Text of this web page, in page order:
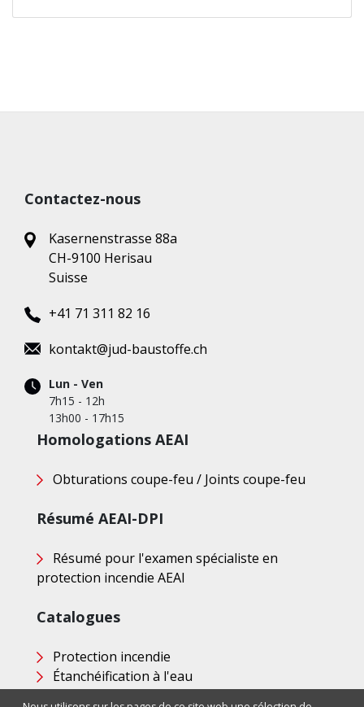
Contactez-nous
Kasernenstrasse 88a
CH-9100 Herisau
Suisse
+41 71 311 82 16
kontakt@jud-baustoffe.ch
Lun - Ven
7h15 - 12h
13h00 - 17h15
Homologations AEAI
Obturations coupe-feu / Joints coupe-feu
Résumé AEAI-DPI
Résumé pour l'examen spécialiste en
protection incendie AEAI
Catalogues
Protection incendie
Étanchéification à l'eau